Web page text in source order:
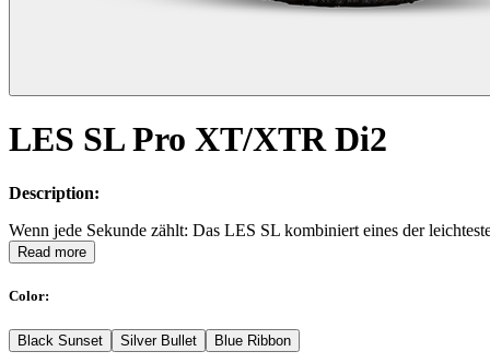
LES SL Pro XT/XTR Di2
Description:
Wenn jede Sekunde zählt: Das LES SL kombiniert eines der
Read more
Color:
Black Sunset Silver Bullet Blue Ribbon